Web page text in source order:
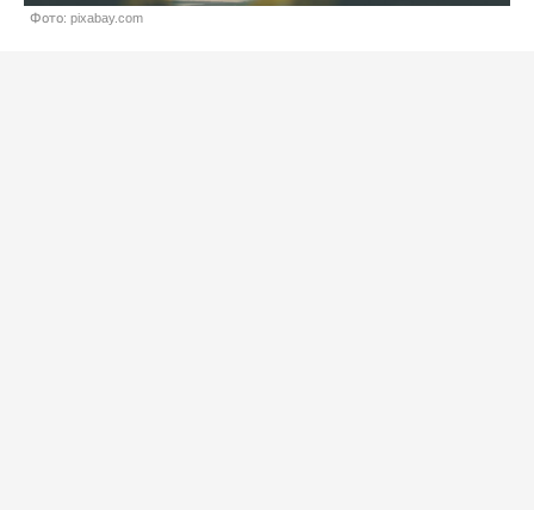
Фото: pixabay.com